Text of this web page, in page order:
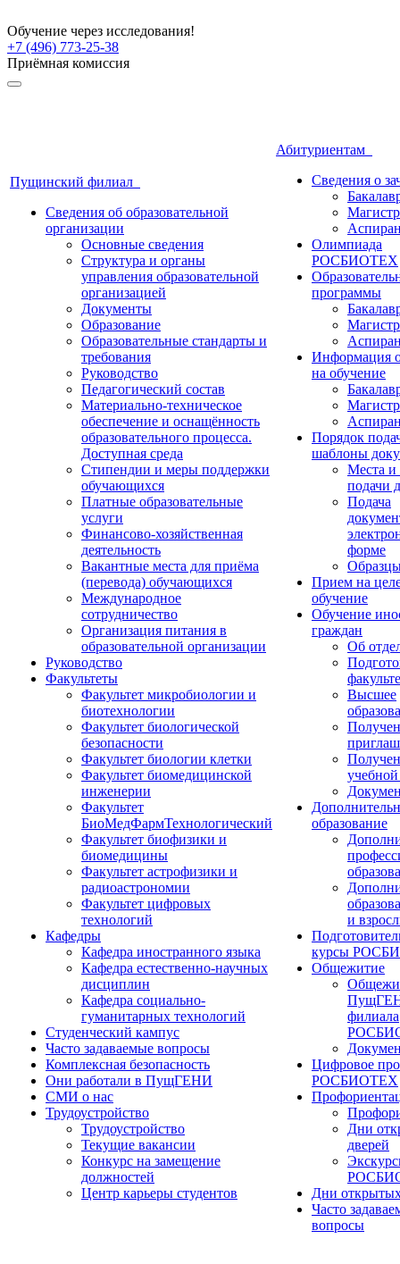
Обучение через исследования!
+7 (496) 773-25-38
Приёмная комиссия
Пущинский филиал
Сведения об образовательной
организации
Основные сведения
Структура и органы
управления образовательной
организацией
Документы
Образование
Образовательные стандарты и
требования
Руководство
Педагогический состав
Материально-техническое
обеспечение и оснащённость
образовательного процесса.
Доступная среда
Стипендии и меры поддержки
обучающихся
Платные образовательные
услуги
Финансово-хозяйственная
деятельность
Вакантные места для приёма
(перевода) обучающихся
Международное
сотрудничество
Организация питания в
образовательной организации
Руководство
Факультеты
Факультет микробиологии и
биотехнологии
Факультет биологической
безопасности
Факультет биологии клетки
Факультет биомедицинской
инженерии
Факультет
БиоМедФармТехнологический
Факультет биофизики и
биомедицины
Факультет астрофизики и
радиоастрономии
Факультет цифровых
технологий
Кафедры
Кафедра иностранного языка
Кафедра естественно-научных
дисциплин
Кафедра социально-
гуманитарных технологий
Студенческий кампус
Часто задаваемые вопросы
Комплексная безопасность
Они работали в ПущГЕНИ
СМИ о нас
Трудоустройство
Трудоустройство
Текущие вакансии
Конкурс на замещение
должностей
Центр карьеры студентов
Абитуриентам
Сведения о
Олимпиада
РОСБИОТЕХ
программы
Информация
на обучение
Порядок
шаблоны
Места и
подачи
Подача
форме
Прием на
обучение
Обучение
граждан
Об
Высшее
образование
и
курсы
Общежитие
филиала
Цифровое
РОСБИОТЕХ
Дни
дверей
Дни
Часто
вопросы